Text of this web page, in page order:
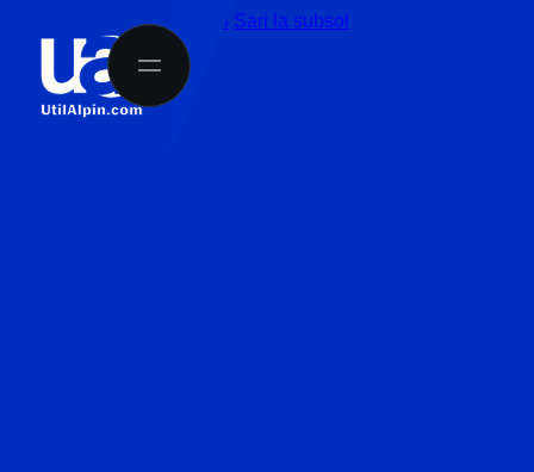
Sari la conținutul principal Sari la subsol